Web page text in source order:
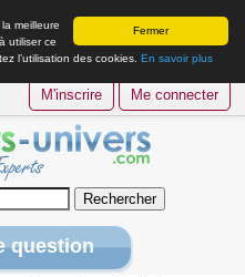
Fermer
meilleure
utiliser ce
l’utilisation des cookies. En savoir plus
M'inscrire Me connecter
question